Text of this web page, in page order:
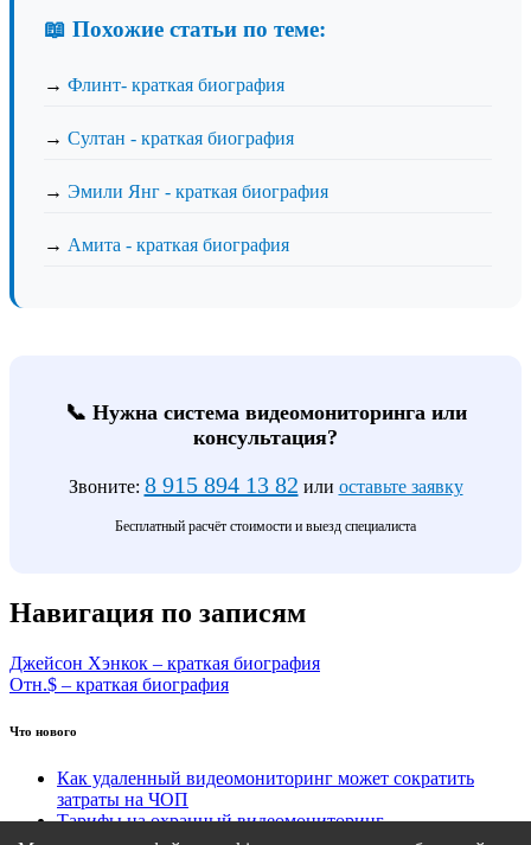
📖 Похожие статьи по теме:
→ Флинт- краткая биография
→ Султан - краткая биография
→ Эмили Янг - краткая биография
→ Амита - краткая биография
📞 Нужна система видеомониторинга или
консультация?
Звоните: 8 915 894 13 82 или оставьте заявку
Бесплатный расчёт стоимости и выезд специалиста
Навигация по записям
Джейсон Хэнкок – краткая биография
Отн.$ – краткая биография
Что нового
Как удаленный видеомониторинг может сократить
затраты на ЧОП
Тарифы на охранный видеомониторинг